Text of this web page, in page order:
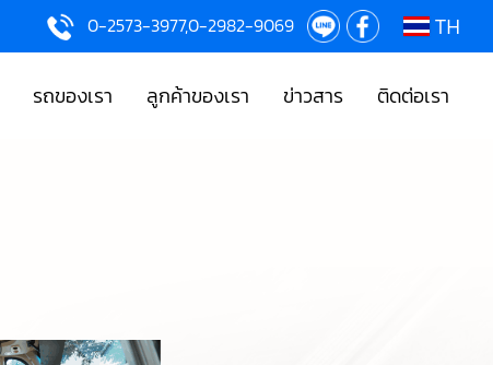
0-2573-3977,0-2982-9069 TH
รถของเรา ลูกค้าของเรา ข่าวสาร ติดต่อเรา